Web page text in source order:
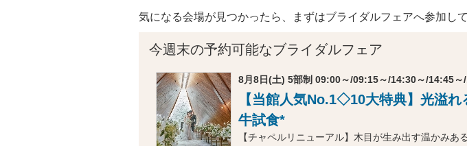
気になる会場が見つかったら、まずはブライダルフェアへ参加し
今週末の予約可能なブライダルフェア
8月8日(土) 5部制 09:00～/09:15～/14:30～/14:45～
【当館人気No.1◇10大特典】光溢
牛試食*
【チャペルリニューアル】木目が生み出す温かみあ